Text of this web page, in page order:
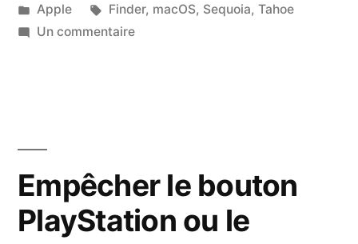
par
Publié
dans
Apple Étiquettes :
Finder, macOS, Sequoia, Tahoe
Un commentairesur
colonnes
du
Finder
Empêcher le bouton
PlayStation ou le